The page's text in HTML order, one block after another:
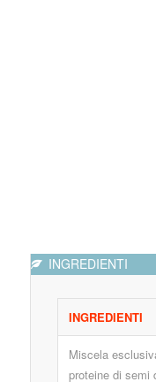
INGREDIENTI
INGREDIENTI
Miscela
proteine di semi